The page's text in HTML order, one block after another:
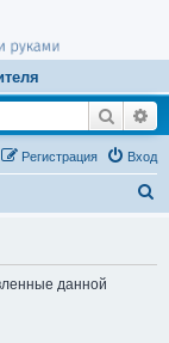
Поиск
Вход
Регистрация
данной